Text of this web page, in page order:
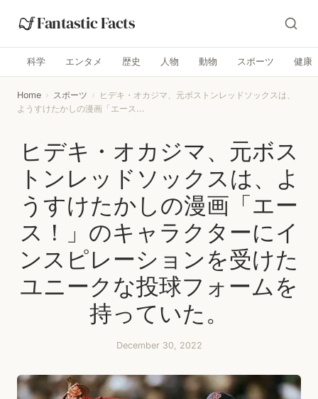
Fantastic Facts
科学 エンタメ 歴史 人物 動物 スポーツ 健康
Home › スポーツ › ヒデキ・オカジマ、元ボストンレッドソックスは、
ようすけたかしの漫画「エース...
ヒデキ・オカジマ、元ボス
トンレッドソックスは、よ
うすけたかしの漫画「エー
ス！」のキャラクターにイ
ンスピレーションを受けた
ユニークな投球フォームを
持っていた。
December 30, 2022